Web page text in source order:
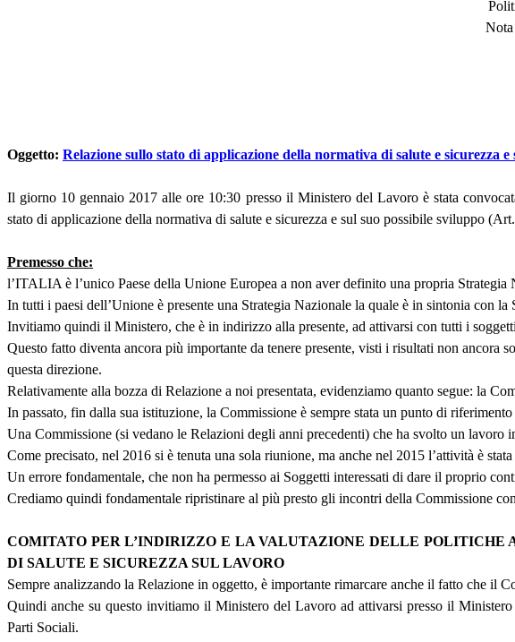
Oggetto: Relazione sullo stato di applicazione della normativa di salute e sicurezza
Il giorno 10 gennaio 2017 alle ore 10:30 presso il Ministero del Lavoro è stata
stato di applicazione della normativa di salute e sicurezza e sul suo possibile sviluppo
Premesso che:
l’ITALIA è l’unico Paese della Unione Europea a non aver definito una propria Strategia
In tutti i paesi dell’Unione è presente una Strategia Nazionale la quale è in sintonia con la
Invitiamo quindi il Ministero, che è in indirizzo alla presente, ad attivarsi con tutti i
Questo fatto diventa ancora più importante da tenere presente, visti i risultati non
questa direzione.
Relativamente alla bozza di Relazione a noi presentata, evidenziamo quanto segue: la
In passato, fin dalla sua istituzione, la Commissione è sempre stata un punto di
Una Commissione (si vedano le Relazioni degli anni precedenti) che ha svolto un
Come precisato, nel 2016 si è tenuta una sola riunione, ma anche nel 2015 l’attività è
Un errore fondamentale, che non ha permesso ai Soggetti interessati di dare il proprio
Crediamo quindi fondamentale ripristinare al più presto gli incontri della Commissione
COMITATO PER L’INDIRIZZO E LA VALUTAZIONE DELLE
DI SALUTE E SICUREZZA SUL LAVORO
Sempre analizzando la Relazione in oggetto, è importante rimarcare anche il fatto che il
Quindi anche su questo invitiamo il Ministero del Lavoro ad attivarsi presso il
Parti Sociali.